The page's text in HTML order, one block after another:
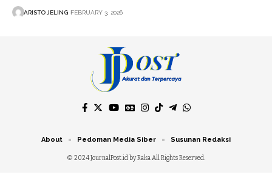
ARISTO JELING FEBRUARY 3, 2026
© 2024 JournalPost.id by Raka All Rights Reserved.
About Pedoman Media Siber Susunan Redaksi